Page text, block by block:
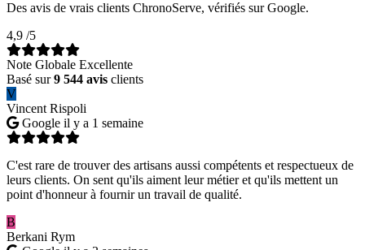
Des avis de vrais clients ChronoServe, vérifiés sur Google.
4,9 /5
Note Globale Excellente
Basé sur9 544 avis clients
V
Vincent Rispoli
Google il y a 1 semaine
C'est rare de trouver des artisans aussi compétents et respectueux de
leurs clients. On sent qu'ils aiment leur métier et qu'ils mettent un
point d'honneur à fournir un travail de qualité.
B
Berkani Rym